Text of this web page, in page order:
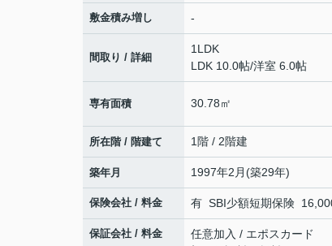
敷金積み増し -
間取り / 詳細
1LDK
LDK 10.0帖/洋室 6.0帖
専有面積 30.78㎡
所在階 / 階建て 1階 / 2階建
築年月 1997年2月(築29年)
保険会社 / 料金 有 SBI少額短期保険
保証会社 / 料金
任意加入 / エポスカード